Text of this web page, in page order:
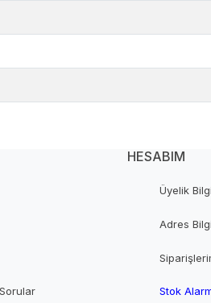
HESABIM
Üyelik
Adres
Stok